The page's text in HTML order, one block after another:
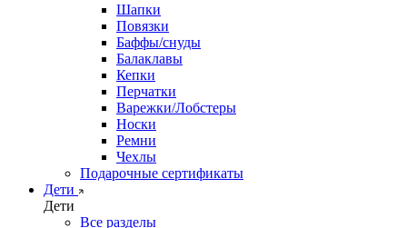
Шапки
Повязки
Баффы/снуды
Балаклавы
Кепки
Перчатки
Варежки/Лобстеры
Носки
Ремни
Чехлы
Подарочные сертификаты
Дети
Дети
Все разделы